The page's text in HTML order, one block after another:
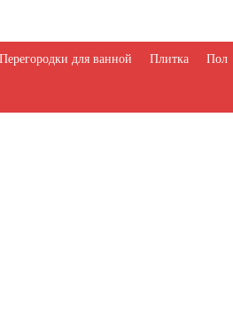
Перегородки для ванной Плитка Пол